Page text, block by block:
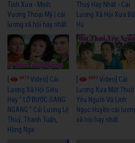
Tình Xưa - Minh
Vương Thoại Mỹ | cải
lương xã hội hay nhất
Thuỷ Hay Nhất - Cải
Lương Xã Hội Xưa
Hủ
6976Video] Cải
Lương Xã Hội Siêu
Hay " LỠ BƯỚC SANG
NGANG " Cải Lương Lệ
Thuỷ, Thanh Tuấn,
Hồng Nga
6393Video] Cải
Lương Xưa Một Thuở
Yêu Người Vũ Linh
Ngọc Huyền cải
xã hội hay nhất